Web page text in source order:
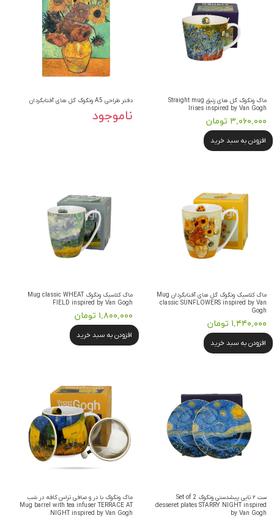
ماگ ونگوگ گل های زنبق Straight mug
Irises inspired by Van Gogh
۳,۰۶۰,۰۰۰ تومان
افزودن به سبد خرید
دفتر طراحی A5 ونگوگ گل های آفتابگردان
ناموجود
ماگ کلاسیک ونگوگ گل های آفتابگردان Mug
classic SUNFLOWERS inspired by Van
Gogh
۱,۴۴۰,۰۰۰ تومان
افزودن به سبد خرید
ماگ کلاسیک ونگوگ Mug classic WHEAT
FIELD inspired by Van Gogh
۱,۸۰۰,۰۰۰ تومان
افزودن به سبد خرید
ست ۲ تایی پیشدستی ونگوگ Set of 2
desseret plates STARRY NIGHT inspired
by Van Gogh
ماگ ونگوگ با در و صافی تراس کافه در شب
Mug barrel with tea infuser TERRACE AT
NIGHT inspired by Van Gogh